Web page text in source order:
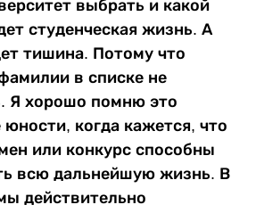
выбрать и какой
студенческая жизнь. А
тишина. Потому что
в списке не
Я хорошо помню это
когда кажется, что
или конкурс способны
всю дальнейшую жизнь. В
действительно